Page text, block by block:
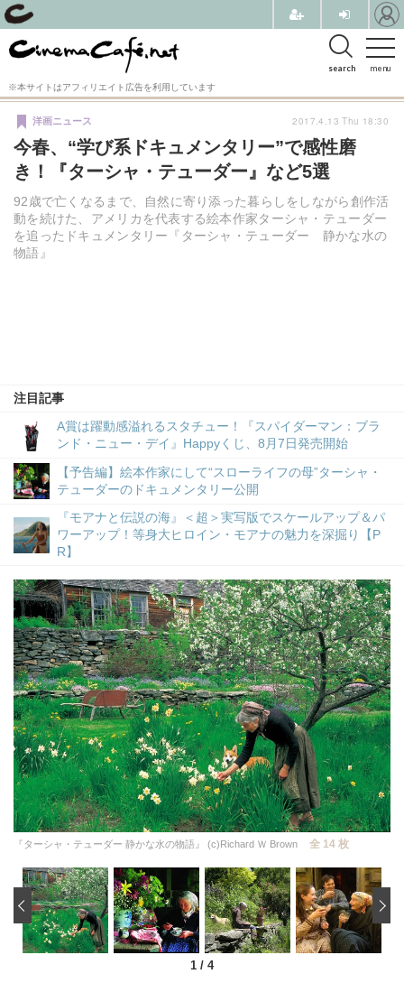
menu
search
※本サイトはアフィリエイト広告を利用しています
今春、“学び系ドキュメンタリー”で感性磨
き！『ターシャ・テューダー』など5選
92歳で亡くなるまで、自然に寄り添った暮らしをしながら創作活
動を続けた、アメリカを代表する絵本作家ターシャ・テューダー
を追ったドキュメンタリー『ターシャ・テューダー 静かな水の
物語』
洋画ニュース
注目記事
A賞は躍動感溢れるスタチュー！『スパイダーマン：ブラ
ンド・ニュー・デイ』Happyくじ、8月7日発売開始
【予告編】絵本作家にして“スローライフの母”ターシャ・
テューダーのドキュメンタリー公開
『モアナと伝説の海』＜超＞実写版でスケールアップ＆パ
ワーアップ！等身大ヒロイン・モアナの魅力を深掘り【P
R】
2017.4.13 Thu 18:30
『ターシャ・テューダー 静かな水の物語』 (c)Richard Ｗ Brown 全 14 枚
1 / 4
‹